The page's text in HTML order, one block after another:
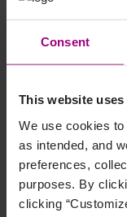
Consent
This website
We use cookies
as intended, and
preferences,
purposes. By
clicking
include link
SEO e
Valuta la
Migliora la